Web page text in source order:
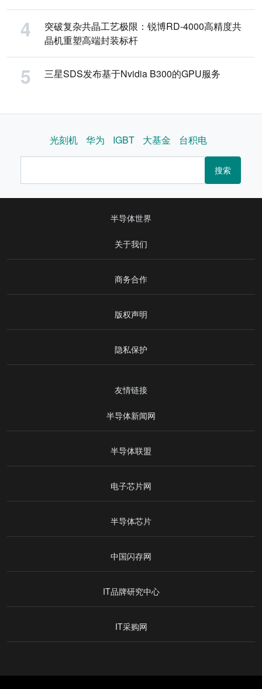
突破复杂共晶工艺极限：锐博RD-4000高精度共
晶机重塑高端封装标杆
三星SDS发布基于Nvidia B300的GPU服务
光刻机 华为 IGBT 大基金 台积电
搜索
半导体世界
关于我们
商务合作
版权声明
隐私保护
友情链接
半导体新闻网
半导体联盟
电子芯片网
半导体芯片
中国闪存网
IT品牌研究中心
IT采购网